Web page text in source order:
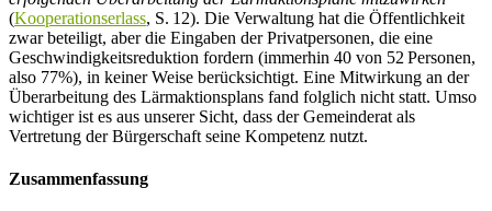
(Kooperationserlass, S. 12). Die Verwaltung hat die Öffentlichkeit
zwar beteiligt, aber die Eingaben der Privatpersonen, die eine
Geschwindigkeitsreduktion fordern (immerhin 40 von 52 Personen,
also 77%), in keiner Weise berücksichtigt. Eine Mitwirkung an der
Überarbeitung des Lärmaktionsplans fand folglich nicht statt. Umso
wichtiger ist es aus unserer Sicht, dass der Gemeinderat als
Vertretung der Bürgerschaft seine Kompetenz nutzt.
Zusammenfassung